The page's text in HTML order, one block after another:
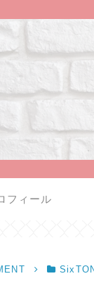
フィール